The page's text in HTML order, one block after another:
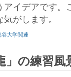
イデアです。
がします。
谷大学関連
」の練習風